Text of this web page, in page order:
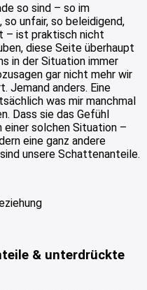
so sind – so im
unfair, so beleidigend,
– ist praktisch nicht
diese Seite überhaupt
in der Situation immer
gar nicht mehr wir
Jemand anders. Eine
was mir manchmal
Dass sie das Gefühl
solchen Situation –
eine ganz andere
unsere Schattenanteile.
& unterdrückte